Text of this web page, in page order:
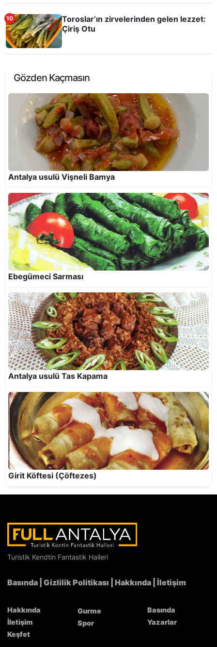
Bir Antalya Lezzeti; Ovalamaç
Rezeneli Enginarlı Taze Bezelye
Tombik Buğulama
Yörük Salatası
10
Toroslar’ın zirvelerinden gelen lezzet:
Çiriş Otu
Gözden Kaçmasın
Antalya usulü Vişneli Bamya
Ebegümeci Sarması
Antalya usulü Tas Kapama
Girit Köftesi (Çöftezes)
Turistik Kendtin Fantastik Halleri
Basında Gizlilik Politikası Hakkında İletişim
Hakkında
İletişim
Keşfet
Gurme
Spor
Basında
Yazarlar